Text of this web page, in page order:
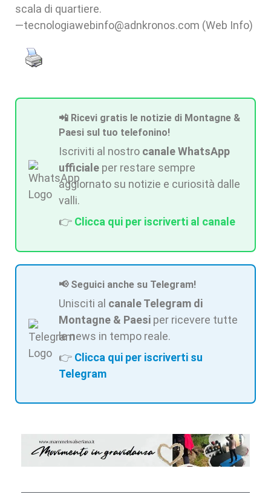
scala di quartiere.
—tecnologiawebinfo@adnkronos.com (Web Info)
📲 Ricevi gratis le notizie di Montagne &
Paesi sul tuo telefonino!
Iscriviti al nostro canale WhatsApp
ufficiale per restare sempre
aggiornato su notizie e curiosità dalle
valli.
👉 Clicca qui per iscriverti al canale
📢 Seguici anche su Telegram!
Unisciti al canale Telegram di
Montagne & Paesi per ricevere tutte
le news in tempo reale.
👉 Clicca qui per iscriverti su
Telegram